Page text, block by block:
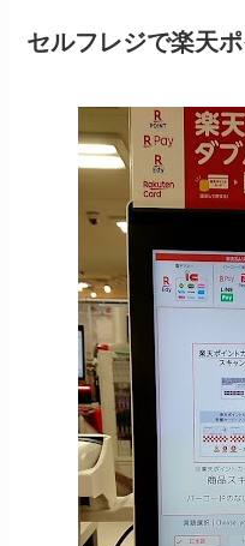
セルフレジで楽天